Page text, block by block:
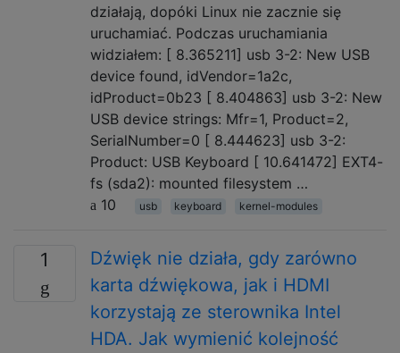
działają, dopóki Linux nie zacznie się
uruchamiać. Podczas uruchamiania
widziałem: [ 8.365211] usb 3-2: New USB
device found, idVendor=1a2c,
idProduct=0b23 [ 8.404863] usb 3-2: New
USB device strings: Mfr=1, Product=2,
SerialNumber=0 [ 8.444623] usb 3-2:
Product: USB Keyboard [ 10.641472] EXT4-
fs (sda2): mounted filesystem …
10
usb keyboard kernel-modules
1
Dźwięk nie działa, gdy zarówno
karta dźwiękowa, jak i HDMI
korzystają ze sterownika Intel
HDA. Jak wymienić kolejność